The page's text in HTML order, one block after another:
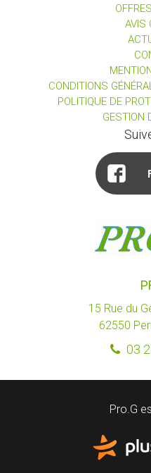
AVIS
CONDITIONS
POLITIQUE DE
GESTION
15 Rue du
62550
03
Pro.G